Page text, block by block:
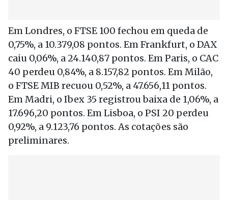
Em Londres, o FTSE 100 fechou em queda de
0,75%, a 10.379,08 pontos. Em Frankfurt, o DAX
caiu 0,06%, a 24.140,87 pontos. Em Paris, o CAC
40 perdeu 0,84%, a 8.157,82 pontos. Em Milão,
o FTSE MIB recuou 0,52%, a 47.656,11 pontos.
Em Madri, o Ibex 35 registrou baixa de 1,06%, a
17.696,20 pontos. Em Lisboa, o PSI 20 perdeu
0,92%, a 9.123,76 pontos. As cotações são
preliminares.